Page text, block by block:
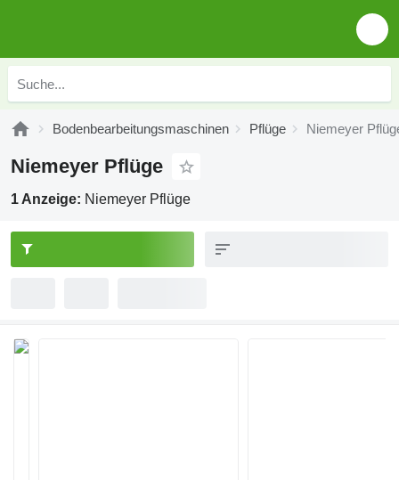
Bodenbearbeitungsmaschinen Pflüge Niemeyer
Niemeyer Pflüge
1 Anzeige: Niemeyer Pflüge